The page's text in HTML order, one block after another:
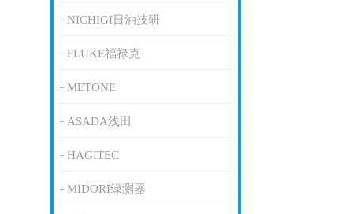
NICHIGI日油技研
FLUKE福禄克
METONE
ASADA浅田
HAGITEC
MIDORI绿测器